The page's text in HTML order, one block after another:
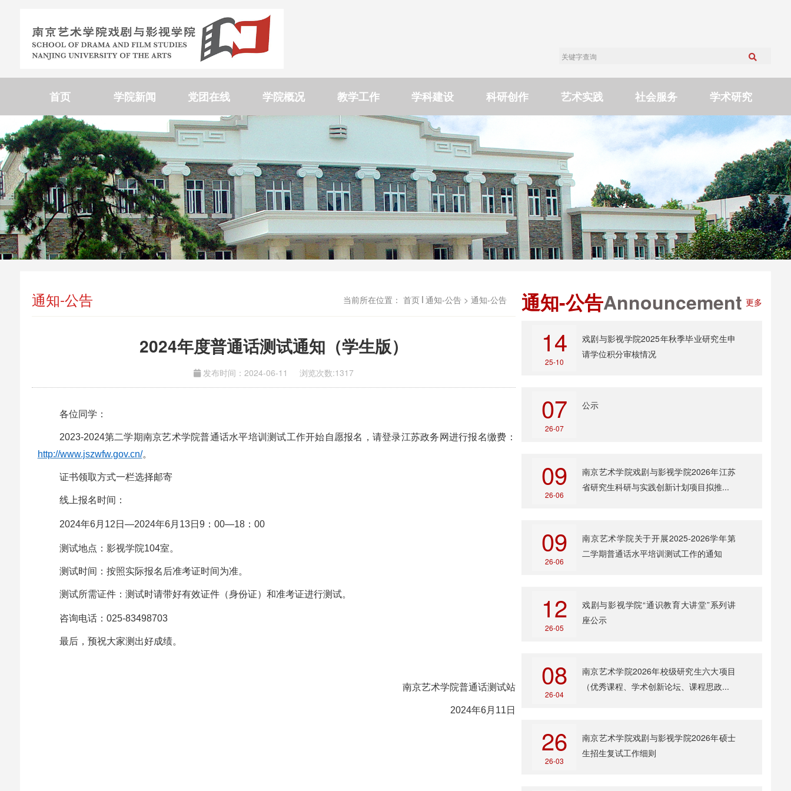
首页 学院新闻 党团在线 学院概况 教学工作 学科建设 科研创作 艺术实践 社会服务 学术研究
通知-公告 当前所在位置：首页 通知-公告 > 通知-公告
2024年度普通话测试通知（学生版）
发布时间：2024-06-11 浏览次数:1317
各位同学 ：
2023-2024第二学期南京艺术学院普通话水平培训测试工作开始自愿报名，请登录江苏政务网进行报名缴费 ：
http://www.jszwfw.gov.cn/。
证书领取方式一栏选择邮寄
线上报名时间：
2024年6月 12 日 —2024年6月 13日 9： 00—18： 00
测试地点：影视学院104室。
测试时间：按照实际报名后准考证时间为准。
测试所需证件：测试时请带好有效证件（身份证）和准考证进行测试。
咨询电话： 025-83498703
最后， 预祝大家测出好成绩。
南京艺术学院普通话测试站
2024年6月 11 日
通知-公告Announcement 更多
14
25-10
戏剧与影视学院2025年秋季毕业研究生申
请学位积分审核情况
07
26-07
公示
09
26-06
南京艺术学院戏剧与影视学院2026年江苏
省研究生科研与实践创新计划项目拟推...
09
26-06
南京艺术学院关于开展2025-2026学年第
二学期普通话水平培训测试工作的通知
12
26-05
戏剧与影视学院“通识教育大讲堂”系列讲
座公示
08
26-04
南京艺术学院2026年校级研究生六大项目
（优秀课程、学术创新论坛、课程思政...
26
26-03
南京艺术学院戏剧与影视学院2026年硕士
生招生复试工作细则